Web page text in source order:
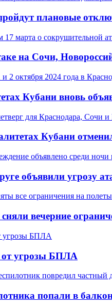
плановые
на Сочи,
Кубани вновь
Кубани
объявили угрозу
вечерние
от угрозы БПЛА
попали в